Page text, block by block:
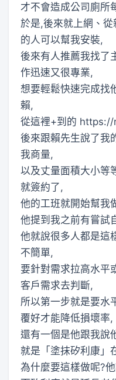
才不會造成公司廁所
於是,後來就上網、
的人可以幫我安裝,
後來有人推薦我找了
作迅速又很專業,
想要輕鬆快速完成找
賴,
從這裡+到的
後來跟賴先生說了我
我商量,
以及丈量面積大小等
就簽約了,
他的工班就開始幫我
他提到我之前有嘗試
他就說很多人都是這
不簡單,
要針對需求拉高水平
客戶需求去判斷,
所以第一步就是要水
覆好才能降低損壞率,
還有一個是他跟我說
就是「塗抹矽利康」
為什麼要這樣做呢?